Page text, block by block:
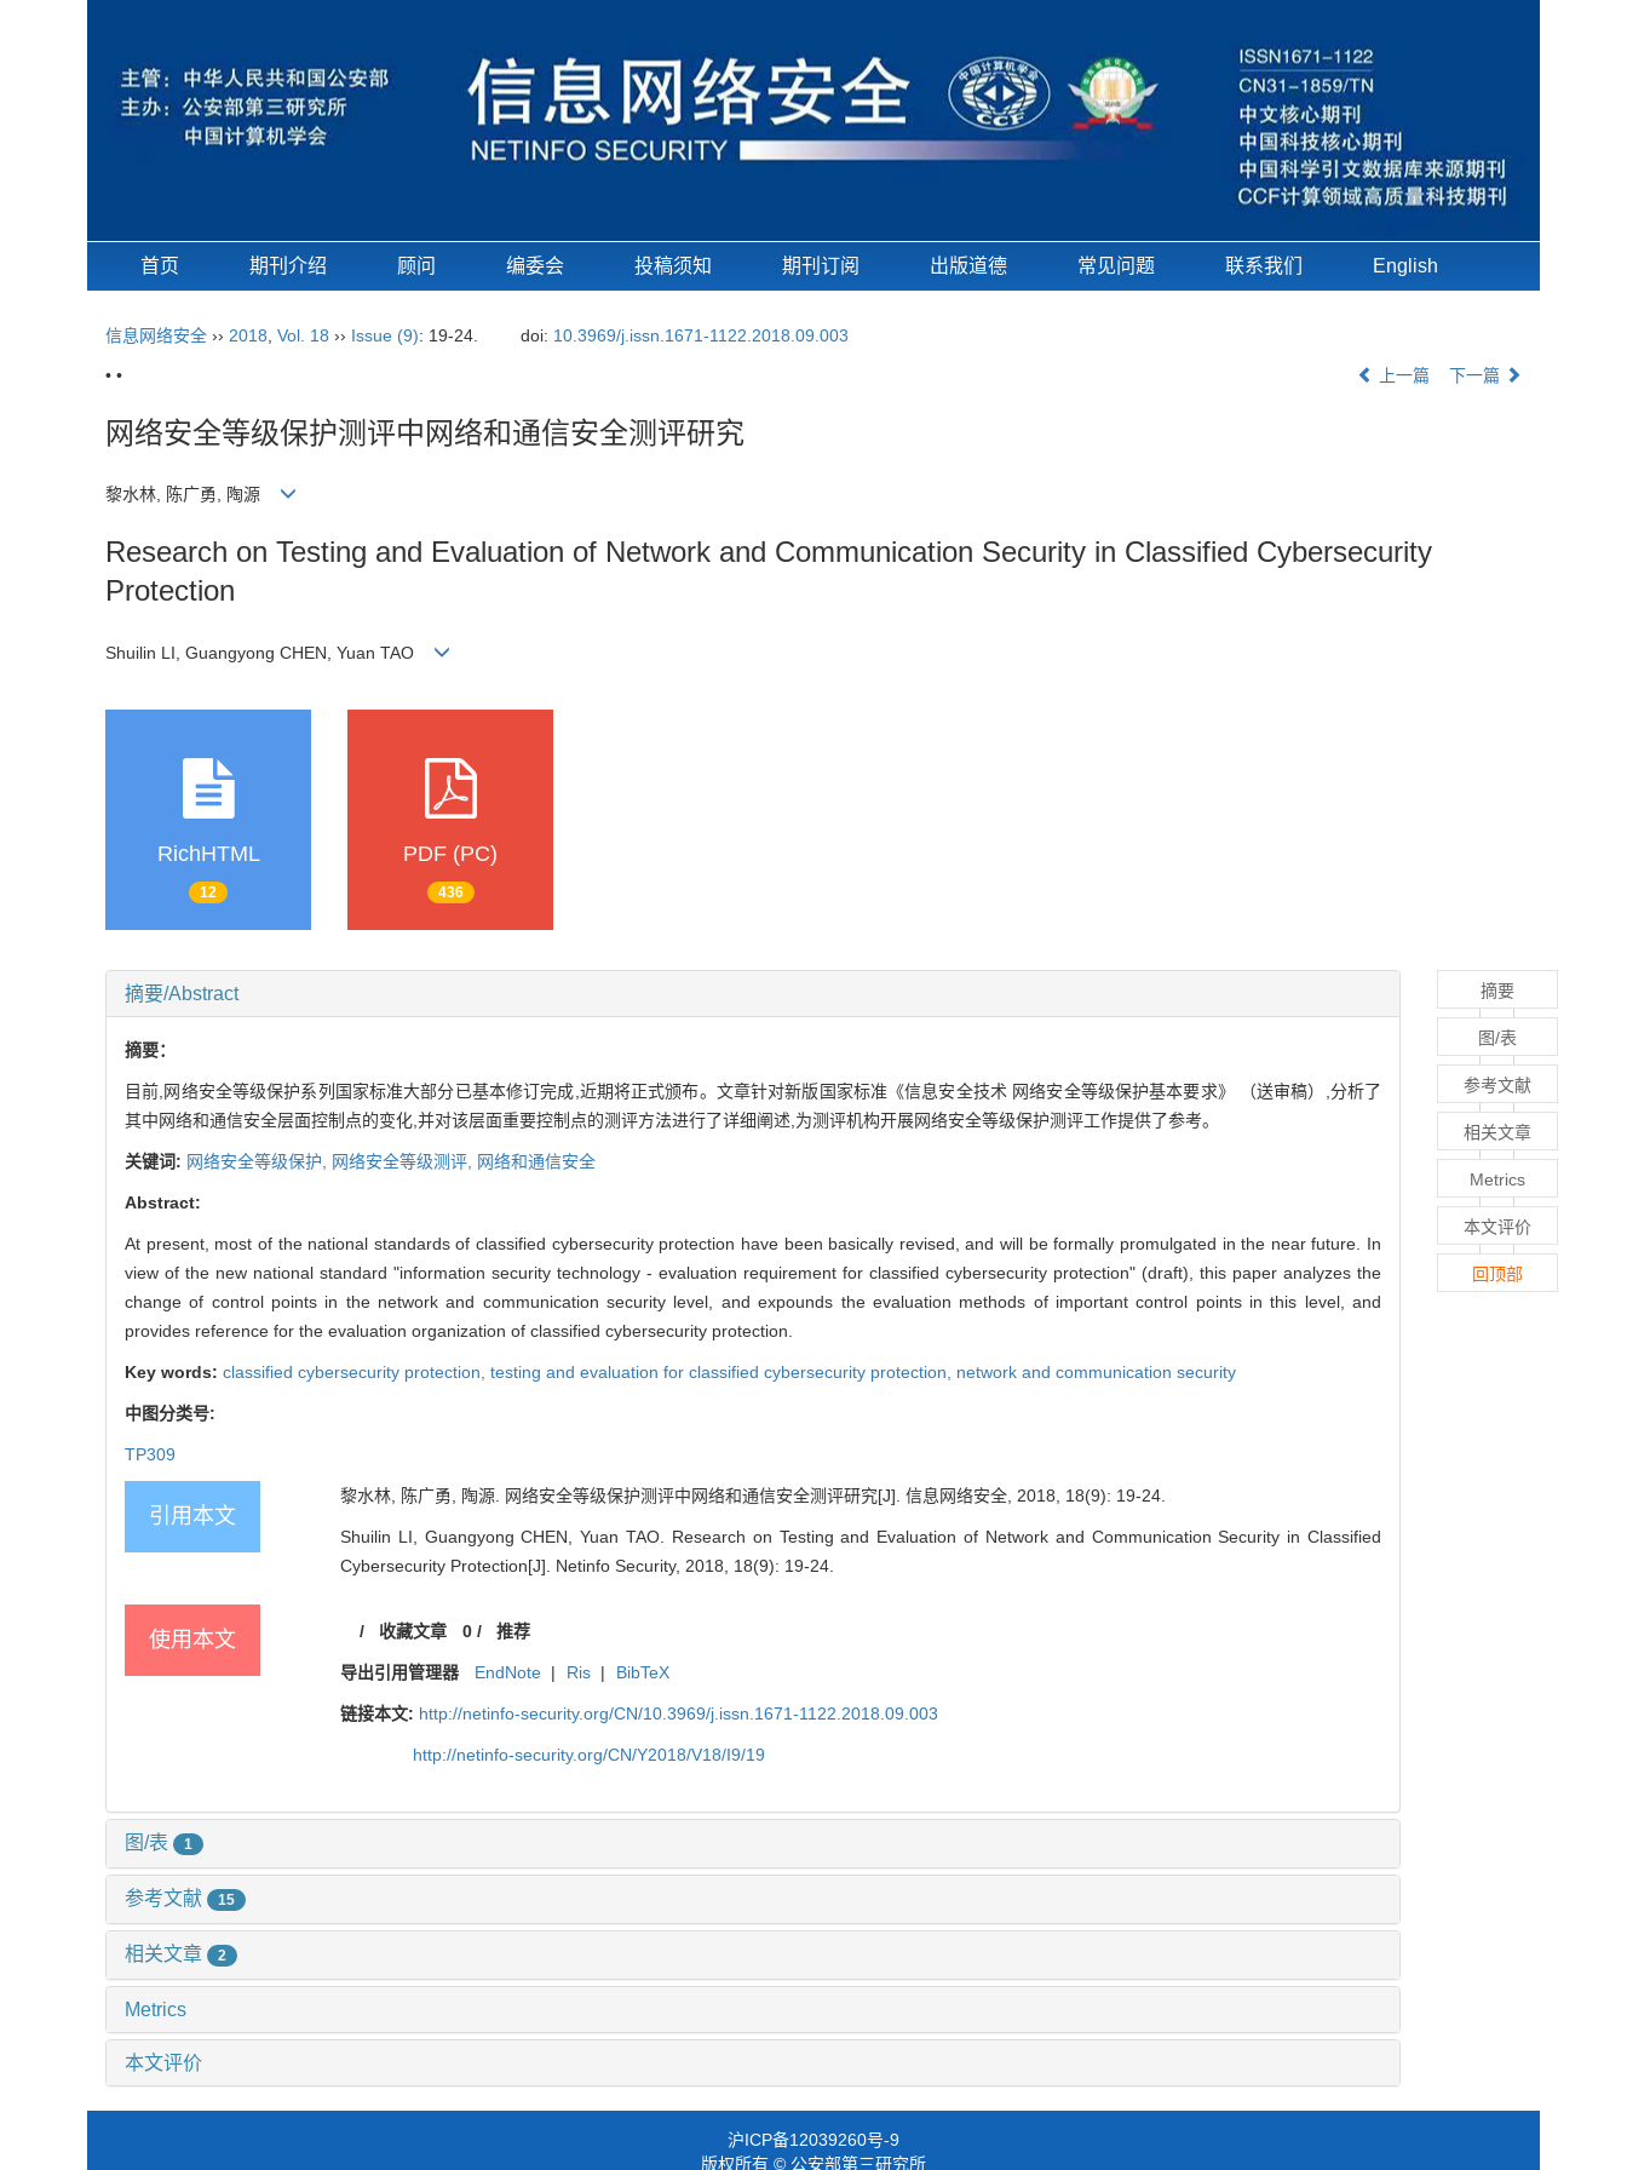
首页 期刊介绍 顾问 编委会 投稿须知 期刊订阅 出版道德 常见问题 联系我们 English
信息网络安全 ›› 2018 Vol. 18 ›› Issue (9): 19-24. doi: 10.3969/j.issn.1671-1122.2018.09.003
• • 上一篇 下一篇
网络安全等级保护测评中网络和通信安全测评研究
黎水林, 陈广勇, 陶源
Research on Testing and Evaluation of Network and Communication Security in Classified Cybersecurity
Protection
Shuilin LI, Guangyong CHEN, Yuan TAO
RichHTML
12
PDF (PC)
436
摘要/Abstract
摘要：
目前,网络安全等级保护系列国家标准大部分已基本修订完成,近期将正式颁布。文章针对新版国家标准《信息安全技术 网络安全等级保护基本要求》 （送审稿）,分析了
其中网络和通信安全层面控制点的变化,并对该层面重要控制点的测评方法进行了详细阐述,为测评机构开展网络安全等级保护测评工作提供了参考。
关键词: 网络安全等级保护, 网络安全等级测评, 网络和通信安全
Abstract:
At present, most of the national standards of classified cybersecurity protection have been basically revised, and will be formally promulgated in the near future. In
view of the new national standard "information security technology - evaluation requirement for classified cybersecurity protection" (draft), this paper analyzes the
change of control points in the network and communication security level, and expounds the evaluation methods of important control points in this level, and
provides reference for the evaluation organization of classified cybersecurity protection.
Key words: classified cybersecurity protection, testing and evaluation for classified cybersecurity protection, network and communication security
中图分类号:
TP309
引用本文
黎水林, 陈广勇, 陶源. 网络安全等级保护测评中网络和通信安全测评研究[J]. 信息网络安全, 2018, 18(9): 19-24.
Shuilin LI, Guangyong CHEN, Yuan TAO. Research on Testing and Evaluation of Network and Communication Security in Classified
Cybersecurity Protection[J]. Netinfo Security, 2018, 18(9): 19-24.
使用本文 / 收藏文章 0/ 推荐
导出引用管理器 EndNote | Ris | BibTeX
链接本文: http://netinfo-security.org/CN/10.3969/j.issn.1671-1122.2018.09.003
http://netinfo-security.org/CN/Y2018/V18/I9/19
图/表 1
参考文献 15
相关文章 2
Metrics
本文评价
摘要
图/表
参考文献
相关文章
Metrics
本文评价
回顶部
沪ICP备12039260号-9
版权所有 © 公安部第三研究所